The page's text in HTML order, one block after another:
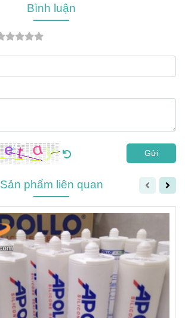
Bình luận
Gửi
Sản phẩm liên quan